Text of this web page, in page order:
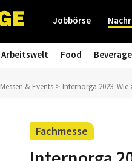
Jobbörse
Arbeitswelt Food Beverage
Messen & Events Internorga 2023: Wie
Fachmesse